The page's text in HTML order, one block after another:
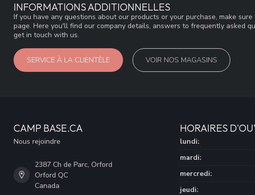
INFORMATIONS ADDITIONNELLES
If you have any questions about our products or your purchase, make
page. Here you'll find our company details, answers to frequently asked
get in touch with us.
SERVICE À LA CLIENTÈLE VOIR NOS MAGASINS
CAMP BASE.CA
Nous rejoindre
2387 Ch de Parc, Orford
Orford QC
Canada
HORAIRES
lundi:
mardi:
mercredi:
jeudi: